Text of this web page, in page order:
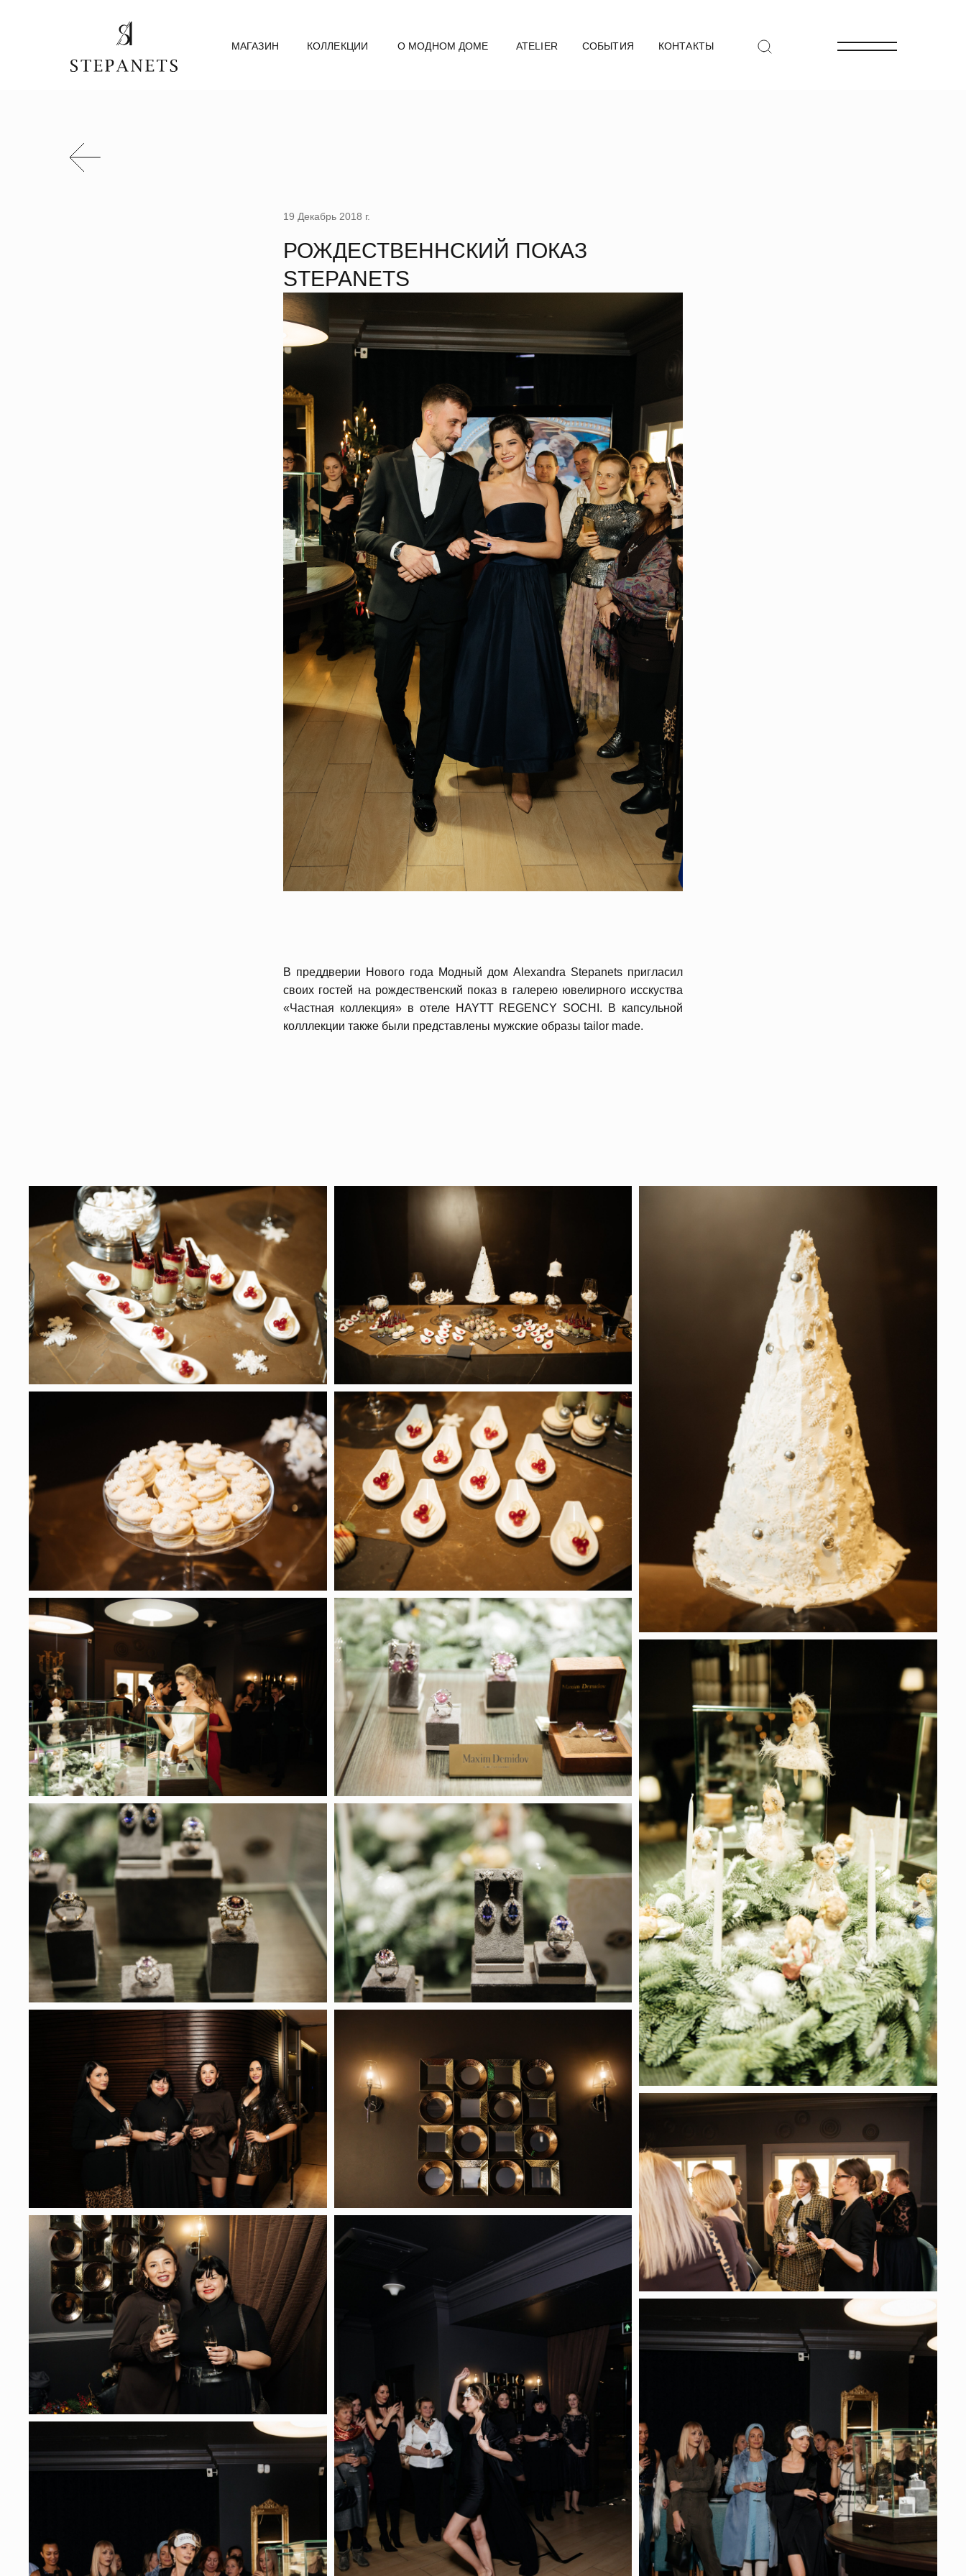
МАГАЗИН КОЛЛЕКЦИИ О МОДНОМ ДОМЕ ATELIER СОБЫТИЯ КОНТАКТЫ
19 Декабрь 2018 г.
РОЖДЕСТВЕННСКИЙ ПОКАЗ
STEPANETS
В преддверии Нового года Модный дом Alexandra Stepanets пригласил
своих гостей на рождественский показ в галерею ювелирного исскуства
«Частная коллекция» в отеле HAYTT REGENCY SOCHI. В капсульной
колллекции также были представлены мужские образы tailor made.